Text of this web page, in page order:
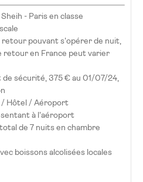
- Paris en classe
retour pouvant s'opérer de nuit,
retour en France peut varier
sécurité, 375 € au 01/07/24,
Hôtel / Aéroport
à l'aéroport
de 7 nuits en chambre
boissons alcolisées locales